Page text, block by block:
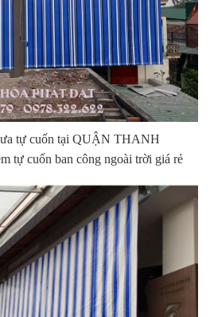
tự cuốn tại QUẬN THANH
tự cuốn ban công ngoài trời giá rẻ